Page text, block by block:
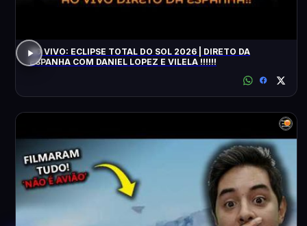
AO VIVO: ECLIPSE TOTAL DO SOL 2026 | DIRETO DA
ESPANHA COM DANIEL LOPEZ E VILELA !!!!!!